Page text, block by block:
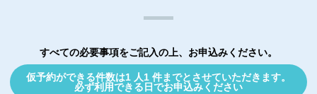
すべての必要事項をご記入の上、お申込みください。
仮予約ができる件数は1 人1 件までとさせていただきます。
必ず利用できる日でお申込みください